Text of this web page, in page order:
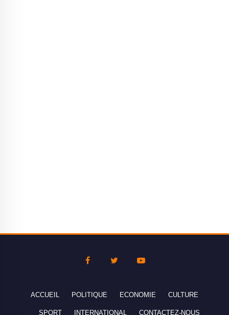
ACCUEIL POLITIQUE ECONOMIE CULTURE
SPORT INTERNATIONAL CONTACTEZ-NOUS